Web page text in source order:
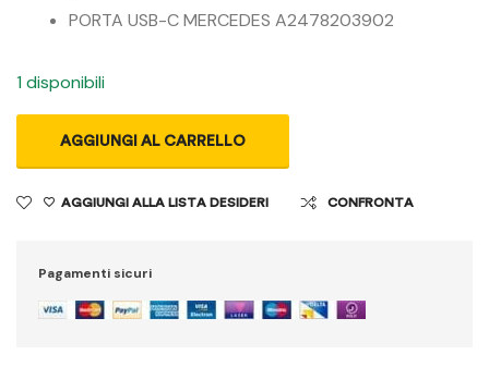
PORTA USB-C MERCEDES A2478203902
1 disponibili
AGGIUNGI AL CARRELLO
AGGIUNGI ALLA LISTA DESIDERI CONFRONTA
Pagamenti sicuri